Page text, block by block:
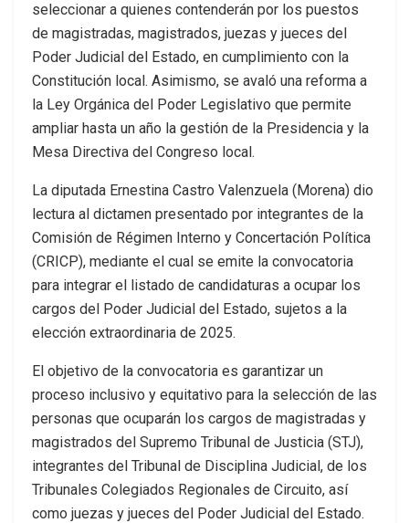
seleccionar a quienes contenderán por los puestos
de magistradas, magistrados, juezas y jueces del
Poder Judicial del Estado, en cumplimiento con la
Constitución local. Asimismo, se avaló una reforma a
la Ley Orgánica del Poder Legislativo que permite
ampliar hasta un año la gestión de la Presidencia y la
Mesa Directiva del Congreso local.
La diputada Ernestina Castro Valenzuela (Morena) dio
lectura al dictamen presentado por integrantes de la
Comisión de Régimen Interno y Concertación Política
(CRICP), mediante el cual se emite la convocatoria
para integrar el listado de candidaturas a ocupar los
cargos del Poder Judicial del Estado, sujetos a la
elección extraordinaria de 2025.
El objetivo de la convocatoria es garantizar un
proceso inclusivo y equitativo para la selección de las
personas que ocuparán los cargos de magistradas y
magistrados del Supremo Tribunal de Justicia (STJ),
integrantes del Tribunal de Disciplina Judicial, de los
Tribunales Colegiados Regionales de Circuito, así
como juezas y jueces del Poder Judicial del Estado.